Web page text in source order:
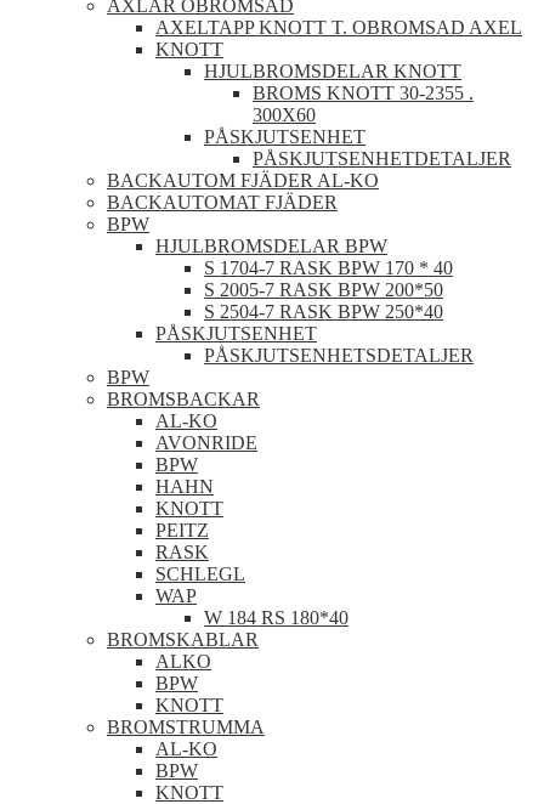
AXLAR OBROMSAD
AXELTAPP KNOTT T. OBROMSAD AXEL
KNOTT
HJULBROMSDELAR KNOTT
BROMS KNOTT 30-2355 .
300X60
PÅSKJUTSENHET
PÅSKJUTSENHETDETALJER
BACKAUTOM FJÄDER AL-KO
BACKAUTOMAT FJÄDER
BPW
HJULBROMSDELAR BPW
S 1704-7 RASK BPW 170 * 40
S 2005-7 RASK BPW 200*50
S 2504-7 RASK BPW 250*40
PÅSKJUTSENHET
PÅSKJUTSENHETSDETALJER
BPW
BROMSBACKAR
AL-KO
AVONRIDE
BPW
HAHN
KNOTT
PEITZ
RASK
SCHLEGL
WAP
W 184 RS 180*40
BROMSKABLAR
ALKO
BPW
KNOTT
BROMSTRUMMA
AL-KO
BPW
KNOTT